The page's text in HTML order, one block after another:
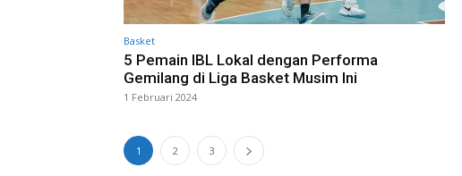
Basket
5 Pemain IBL Lokal dengan Performa
Gemilang di Liga Basket Musim Ini
1 Februari 2024
1 2 3